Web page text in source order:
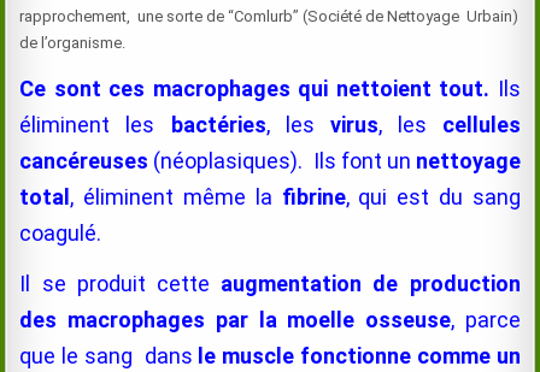
rapprochement, une sorte de “Comlurb” (Société de Nettoyage Urbain)
de l’organisme.
Ce sont ces macrophages qui nettoient tout. Ils
éliminent les bactéries, les virus, les cellules
cancéreuses (néoplasiques). Ils font un nettoyage
total, éliminent même la fibrine, qui est du sang
coagulé.
Il se produit cette augmentation de production
des macrophages par la moelle osseuse, parce
que le sang dans le muscle fonctionne comme un